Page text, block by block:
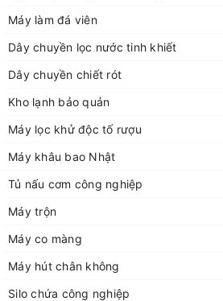
Máy làm đá viên
Dây chuyền lọc nước tinh khiết
Dây chuyền chiết rót
Kho lạnh bảo quản
Máy lọc khử độc tố rượu
Máy khâu bao Nhật
Tủ nấu cơm công nghiệp
Máy trộn
Máy co màng
Máy hút chân không
Silo chứa công nghiệp